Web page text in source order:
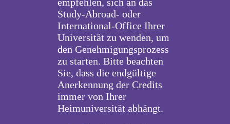
Study-Abroad- oder
International-Office Ihrer
Universität zu wenden, um
den Genehmigungsprozess
zu starten. Bitte beachten
Sie, dass die endgültige
Anerkennung der Credits
immer von Ihrer
Heimuniversität abhängt.